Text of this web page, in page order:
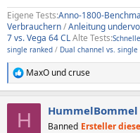
Eigene Tests:Anno-1800-
Verbrauchern/Anleitung
7 vs. Vega 64 CLAlte Tests:
single ranked / Dual channel vs. single
R
e
MaxO undcruse
H HummelBommel
Banned Ersteller